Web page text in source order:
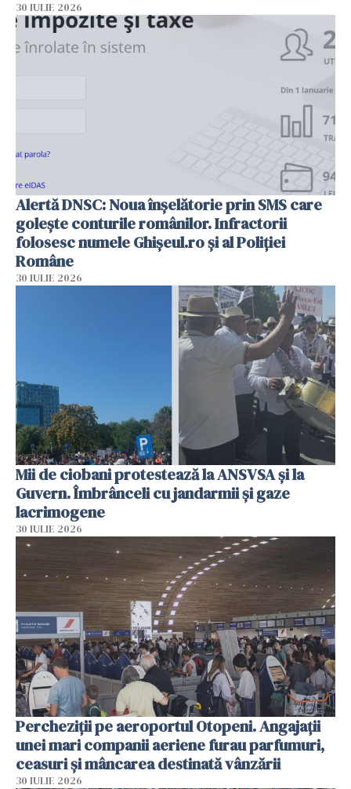
30 IULIE 2026
Alertă DNSC: Noua înșelătorie prin SMS care
golește conturile românilor. Infractorii
folosesc numele Ghișeul.ro și al Poliției
Române
30 IULIE 2026
Mii de ciobani protestează la ANSVSA și la
Guvern. Îmbrânceli cu jandarmii și gaze
lacrimogene
30 IULIE 2026
Percheziții pe aeroportul Otopeni. Angajații
unei mari companii aeriene furau parfumuri,
ceasuri și mâncarea destinată vânzării
30 IULIE 2026